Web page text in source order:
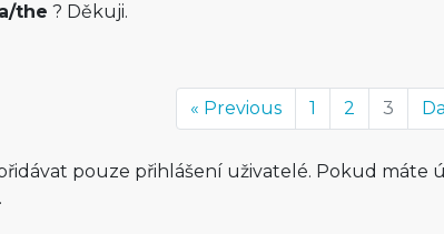
a/the ? Děkuji.
« Previous 1 2 3
pouze přihlášení uživatelé. Pokud máte
.